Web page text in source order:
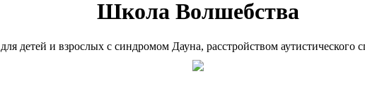
Школа Волшебства
для детей и взрослых с синдромом Дауна, расстройством аутистического